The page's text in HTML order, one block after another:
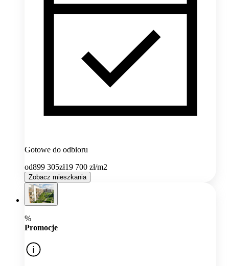
Gotowe do odbioru
od899 305zł19 700 zł/m2
Zobacz mieszkania
%
Promocje